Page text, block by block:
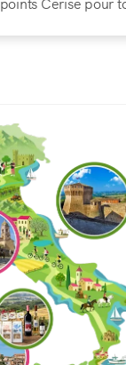
Cerise pour